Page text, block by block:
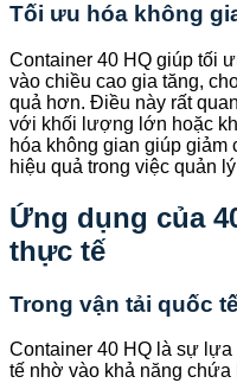
Tối ưu hóa không
Container 40 HQ giúp tối
vào chiều cao gia tăng,
quả hơn. Điều này rất
với khối lượng lớn hoặc
hóa không gian giúp
hiệu quả trong việc quản
Ứng dụng của
thực tế
Trong vận tải quốc
Container 40 HQ là sự
tế nhờ vào khả năng